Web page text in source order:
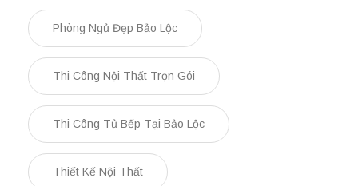
Phòng Ngủ Đẹp Bảo Lộc
Thi Công Nội Thất Trọn Gói
Thi Công Tủ Bếp Tại Bảo Lộc
Thiết Kế Nội Thất